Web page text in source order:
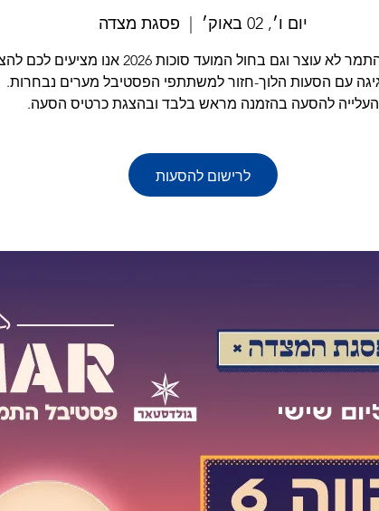
יום ו׳, 02 באוק׳ פסגת מצדה
פסטיבל התמר לא עוצר וגם בחול המועד סוכות 2026 אנו
העלייה להסעה בהזמנה מראש בלבד ובהצגת כרטיס הסעה.
לרישום להסעות